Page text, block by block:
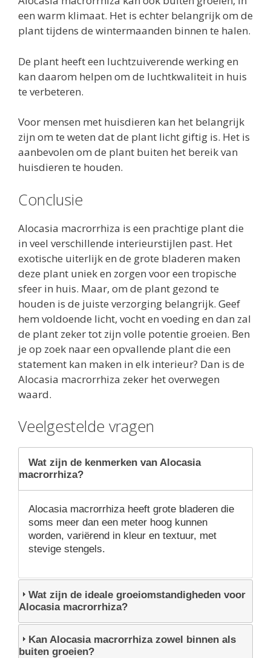
een warm klimaat. Het is echter belangrijk om de
plant tijdens de wintermaanden binnen te halen.
De plant heeft een luchtzuiverende werking en
kan daarom helpen om de luchtkwaliteit in huis
te verbeteren.
Voor mensen met huisdieren kan het belangrijk
zijn om te weten dat de plant licht giftig is. Het is
aanbevolen om de plant buiten het bereik van
huisdieren te houden.
Conclusie
Alocasia macrorrhiza is een prachtige plant die
in veel verschillende interieurstijlen past. Het
exotische uiterlijk en de grote bladeren maken
deze plant uniek en zorgen voor een tropische
sfeer in huis. Maar, om de plant gezond te
houden is de juiste verzorging belangrijk. Geef
hem voldoende licht, vocht en voeding en dan zal
de plant zeker tot zijn volle potentie groeien. Ben
je op zoek naar een opvallende plant die een
statement kan maken in elk interieur? Dan is de
Alocasia macrorrhiza zeker het overwegen
waard.
Veelgestelde vragen
Wat zijn de kenmerken van Alocasia
macrorrhiza?
Alocasia macrorrhiza heeft grote bladeren die
soms meer dan een meter hoog kunnen
worden, variërend in kleur en textuur, met
stevige stengels.
Wat zijn de ideale groeiomstandigheden voor
Alocasia macrorrhiza?
Kan Alocasia macrorrhiza zowel binnen als
buiten groeien?